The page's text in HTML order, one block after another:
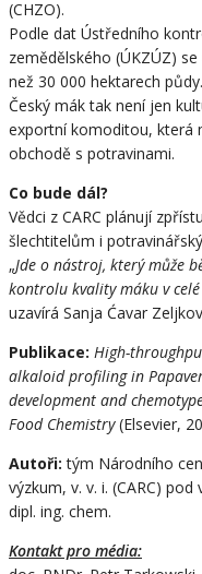
(CHZO).
Podle dat Ústředního
zemědělského (ÚKZÚZ)
než 30 000 hektarech půdy.
Český mák tak není jen
exportní komoditou, která
obchodě s potravinami.
Co bude dál?
Vědci z CARC plánují
šlechtitelům i
„Jde o nástroj, který může
kontrolu kvality máku v
uzavírá Sanja Ćavar
Publikace: High-
alkaloid profiling in
development and
Food Chemistry(Elsevier,
Autoři: tým Národního
výzkum, v. v. i. (CARC)
dipl. ing. chem.
Kontakt pro média: